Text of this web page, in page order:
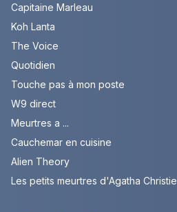
Capitaine Marleau
Koh Lanta
The Voice
Quotidien
Touche pas à mon poste
W9 direct
Meurtres a ...
Cauchemar en cuisine
Alien Theory
Les petits meurtres d'Agatha Christie